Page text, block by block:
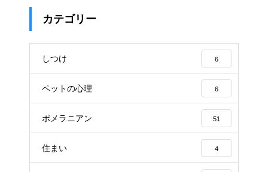
カテゴリー
しつけ 6
ペットの心理 6
ポメラニアン 51
住まい 4